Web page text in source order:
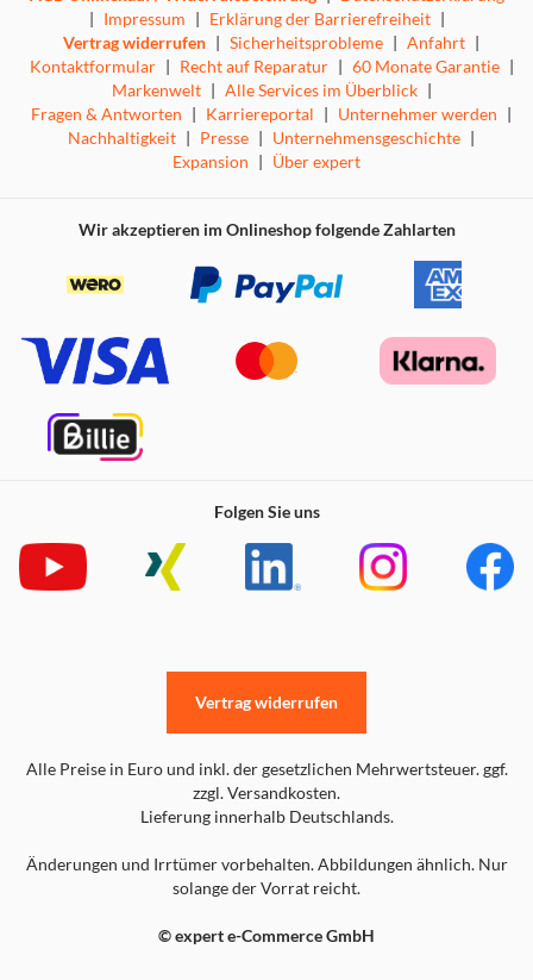
| Impressum | Erklärung der Barrierefreiheit |
Vertrag widerrufen | Sicherheitsprobleme | Anfahrt |
Kontaktformular | Recht auf Reparatur | 60 Monate Garantie |
Markenwelt | Alle Services im Überblick |
Fragen & Antworten | Karriereportal | Unternehmer werden |
Nachhaltigkeit | Presse | Unternehmensgeschichte |
Expansion | Über expert
Wir akzeptieren im Onlineshop folgende Zahlarten
Folgen Sie uns
Alle Preise in Euro und inkl. der gesetzlichen Mehrwertsteuer. ggf.
zzgl. Versandkosten.
Lieferung innerhalb Deutschlands.
Änderungen und Irrtümer vorbehalten. Abbildungen ähnlich. Nur
solange der Vorrat reicht.
© expert e-Commerce GmbH
Vertrag widerrufen